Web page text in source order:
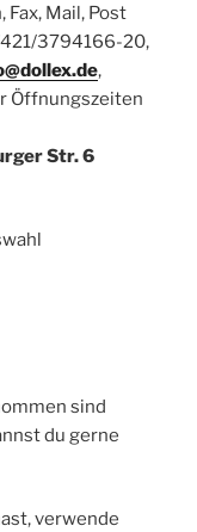
Mail, Post
3794166-20,
,
Öffnungszeiten
Str. 6
sind
du gerne
verwende